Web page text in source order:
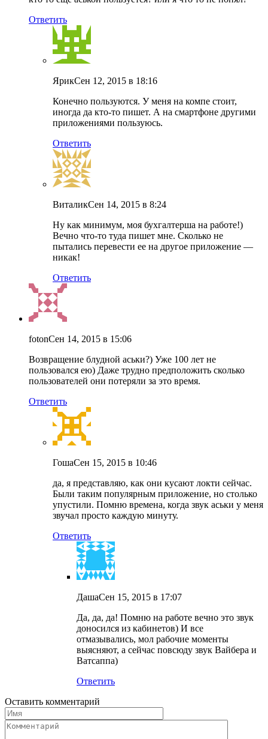
Ответить
ЯрикСен 12, 2015 в 18:16
Конечно пользуются. У меня на компе стоит,
иногда да кто-то пишет. А на смартфоне другими
приложениями пользуюсь.
Ответить
ВиталикСен 14, 2015 в 8:24
Ну как минимум, моя бухгалтерша на работе!)
Вечно что-то туда пишет мне. Сколько не
пытались перевести ее на другое приложение —
никак!
Ответить
fotonСен 14, 2015 в 15:06
Возвращение блудной аськи?) Уже 100 лет не
пользовался ею) Даже трудно предположить сколько
пользователей они потеряли за это время.
Ответить
ГошаСен 15, 2015 в 10:46
да, я представляю, как они кусают локти сейчас.
Были таким популярным приложение, но столько
упустили. Помню времена, когда звук аськи у меня
звучал просто каждую минуту.
Ответить
ДашаСен 15, 2015 в 17:07
Да, да, да! Помню на работе вечно это звук
доносился из кабинетов) И все
отмазывались, мол рабочие моменты
выясняют, а сейчас повсюду звук Вайбера и
Ватсаппа)
Ответить
Оставить комментарий